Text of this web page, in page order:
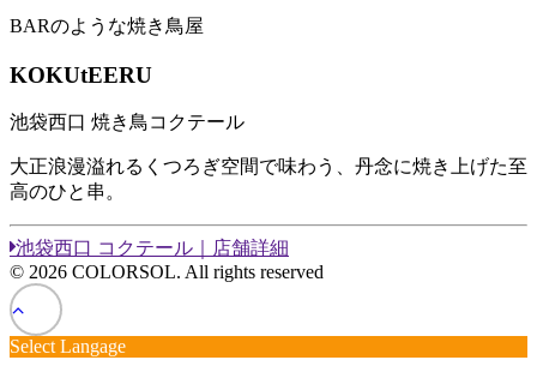
BARのような焼き鳥屋
KOKUtEERU
池袋西口 焼き鳥コクテール
大正浪漫溢れるくつろぎ空間で味わう、丹念に焼き上げた至
高のひと串。
池袋西口 コクテール｜店舗詳細
© 2026 COLORSOL. All rights reserved
Select Langage